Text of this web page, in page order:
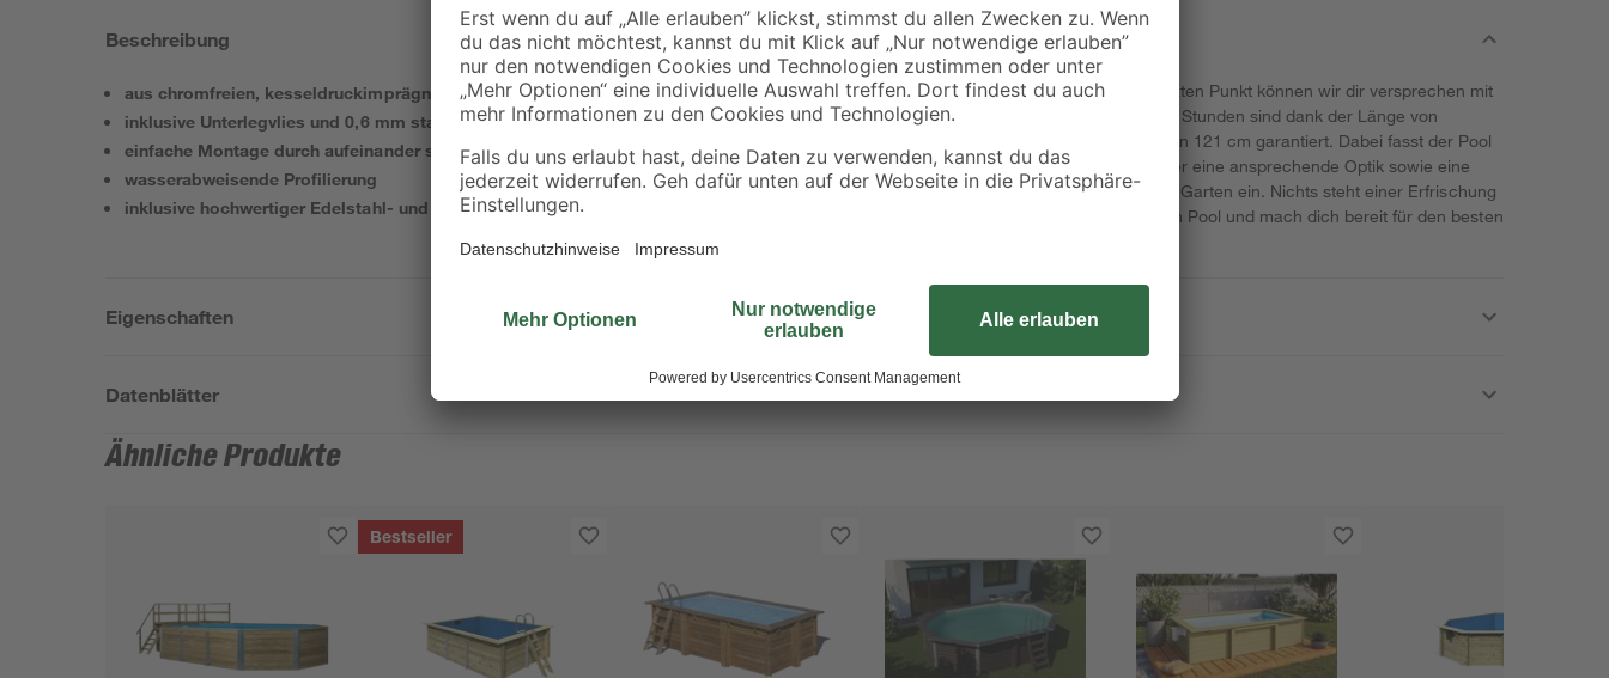
Beschreibung
aus chromfreien, kesseldruckimprägniertem Rundprofilhölzern
inklusive Unterlegvlies und 0,6 mm starker Poolfolie mit Einhängebiese
einfache Montage durch aufeinander stecken der Bohlen
wasserabweisende Profilierung
inklusive hochwertiger Edelstahl- und Holzleiter
Sommer, Sonne, Badespaß – zumindest den letzten Punkt können wir dir versprechen mit
dem Aufstellpool 'X4' von Karibu. Entspannende Stunden sind dank der Länge von
611 cm, der Breite von 400 cm und der Höhe von 121 cm garantiert. Dabei fasst der Pool
bis zu 19150 l Wasser. Bestehend aus Holz hat er eine ansprechende Optik sowie eine
lange Haltbarkeit und fügt sich nahtlos in deinen Garten ein. Nichts steht einer Erfrischung
im kühlen Nass mehr im Weg! Hol dir jetzt deinen Pool und mach dich bereit für den besten
Eigenschaften
Datenblätter
Ähnliche Produkte
Bestseller